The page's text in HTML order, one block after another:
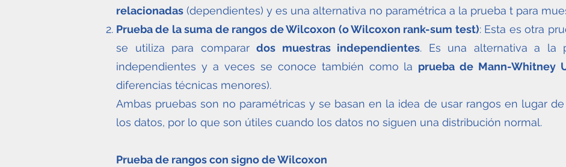
relacionadas (dependientes) y es una alternativa no paramétrica a la prueba t para
Prueba de la suma de rangos de Wilcoxon (o Wilcoxon rank-sum test): Esta es otra
se utiliza para comparardos muestras independientes. Es una alternativa a la
independientes y a veces se conoce también como la prueba de Mann-Whitney
diferencias técnicas menores).
Ambas pruebas son no paramétricas y se basan en la idea de usar rangos en lugar
los datos, por lo que son útiles cuando los datos no siguen una distribución normal.
Prueba de rangos con signo de Wilcoxon